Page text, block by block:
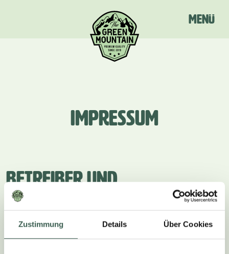
Zustimmung Details Über Cookies
Menü
IMPRESSUM
BETREIBER UND
KONTAKTADRESSE
Hilcona AG
Bendererstrasse 21